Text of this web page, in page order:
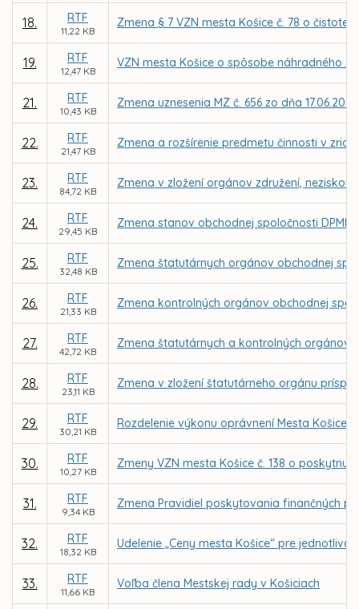
18. RTF
11,22 KB
Zmena § 7 VZN mesta Košice č. 78 o
19. RTF
12,47 KB
VZN mesta Košice o spôsobe náhradného
21. RTF
10,43 KB
Zmena uznesenia MZ č. 656 zo dňa
22. RTF
21,47 KB
Zmena a rozšírenie predmetu činnosti v
23. RTF
84,72 KB
Zmena v zložení orgánov združení,
24. RTF
29,45 KB
Zmena stanov obchodnej spoločnosti
25. RTF
32,48 KB
Zmena štatutárnych orgánov obchodnej
26. RTF
21,33 KB
Zmena kontrolných orgánov obchodnej
27. RTF
42,72 KB
Zmena štatutárnych a kontrolných orgánov
28. RTF
23,11 KB
Zmena v zložení štatutárneho orgánu
29. RTF
30,21 KB
Rozdelenie výkonu oprávnení Mesta
30. RTF
10,27 KB
Zmeny VZN mesta Košice č. 138 o
31. RTF
9,34 KB
Zmena Pravidiel poskytovania finančných
32. RTF
18,32 KB
Udelenie „Ceny mesta Košice“ pre
33. RTF
11,66 KB
Voľba člena Mestskej rady v Košiciach